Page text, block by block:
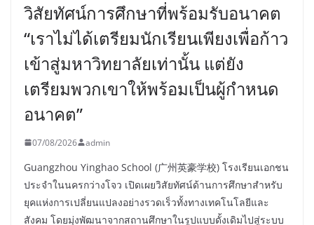
วิสัยทัศน์การศึกษาที่พร้อมรับอนาคต
“เราไม่ได้เตรียมนักเรียนเพียงเพื่อก้าว
เข้าสู่มหาวิทยาลัยเท่านั้น แต่ยัง
เตรียมพวกเขาให้พร้อมเป็นผู้กำหนด
อนาคต”
07/08/2026 admin
Guangzhou Yinghao School (广州英豪学校) โรงเรียนเอกชน
ประจำในนครกว่างโจว เปิดเผยวิสัยทัศน์ด้านการศึกษาสำหรับ
ยุคแห่งการเปลี่ยนแปลงอย่างรวดเร็วทั้งทางเทคโนโลยีและ
สังคม โดยมุ่งพัฒนาจากสถานศึกษาในรูปแบบดั้งเดิมไปสู่ระบบ